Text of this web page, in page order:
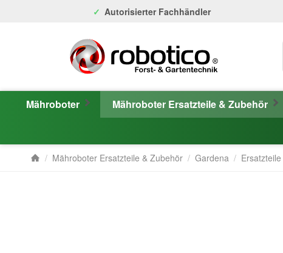
Autorisierter Fachhändler
Mähroboter Mähroboter Ersatzteile & Zubehör
/ Mähroboter Ersatzteile & Zubehör / Gardena /